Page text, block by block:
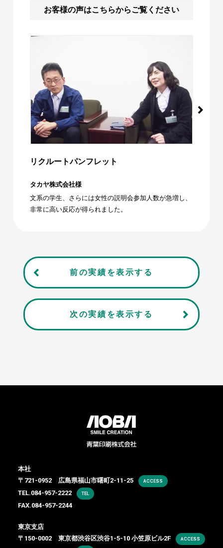
お客様の声はこちらからご覧ください
リクルートパンフレット
タカヤ株式会社様
文系の学生、さらには女性の説明会参加人数が急増し、
非常に高い反応が得られました。
前の実績を表示する
次の実績を表示する
本社
〒721-0952 広島県福山市曙町2-11-25
ACCESS
TEL.084-957-2222 TEL
FAX.084-957-2244
東京支店
〒150-0002 東京都渋谷区渋谷1-5-10 小笠原ビル2F
ACCESS